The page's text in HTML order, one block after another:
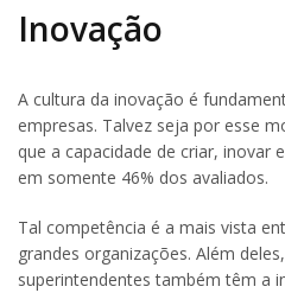
Inovação
A cultura da inovação é
empresas. Talvez seja por esse
que a capacidade de criar, inovar
em somente 46% dos avaliados.
Tal competência é a mais vista
grandes organizações. Além
superintendentes também têm a